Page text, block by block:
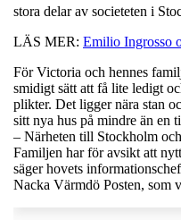
stora delar av societeten i
LÄS MER: Emilio Ingrosso
För Victoria och hennes
smidigt sätt att få lite ledigt
plikter. Det ligger nära stan
sitt nya hus på mindre än en
– Närheten till Stockholm
Familjen har för avsikt att
säger hovets informationschef
Nacka Värmdö Posten, som